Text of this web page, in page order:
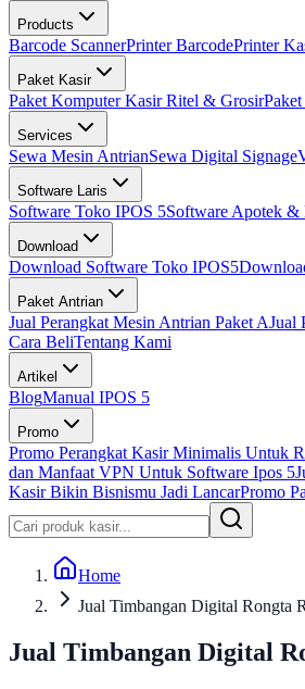
Products
Barcode ScannerPrinter BarcodePrinter
Paket Kasir
Paket Komputer Kasir Ritel & Grosir
Services
Sewa Mesin AntrianSewa Digital Signage
Software Laris
Software Toko IPOS 5Software Apotek
Download
Download Software Toko IPOS5
Paket Antrian
Jual Perangkat Mesin Antrian Paket AJual
Cara BeliTentang Kami
Artikel
BlogManual IPOS 5
Promo
Promo Perangkat Kasir Minimalis Untuk
dan Manfaat VPN Untuk Software Ipos 5
Kasir Bikin Bisnismu Jadi LancarPromo
Home
Jual Timbangan Digital Rongta
Jual Timbangan Digital